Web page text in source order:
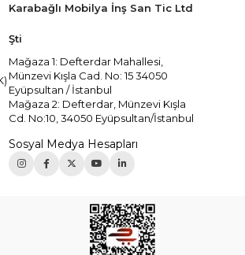
Karabağlı Mobilya İnş San Tic Ltd
Şti
Mağaza 1: Defterdar Mahallesi,
Münzevi Kışla Cad. No: 15 34050
Eyüpsultan / İstanbul
Mağaza 2: Defterdar, Münzevi Kışla
Cd. No:10, 34050 Eyüpsultan/İstanbul
Sosyal Medya Hesapları